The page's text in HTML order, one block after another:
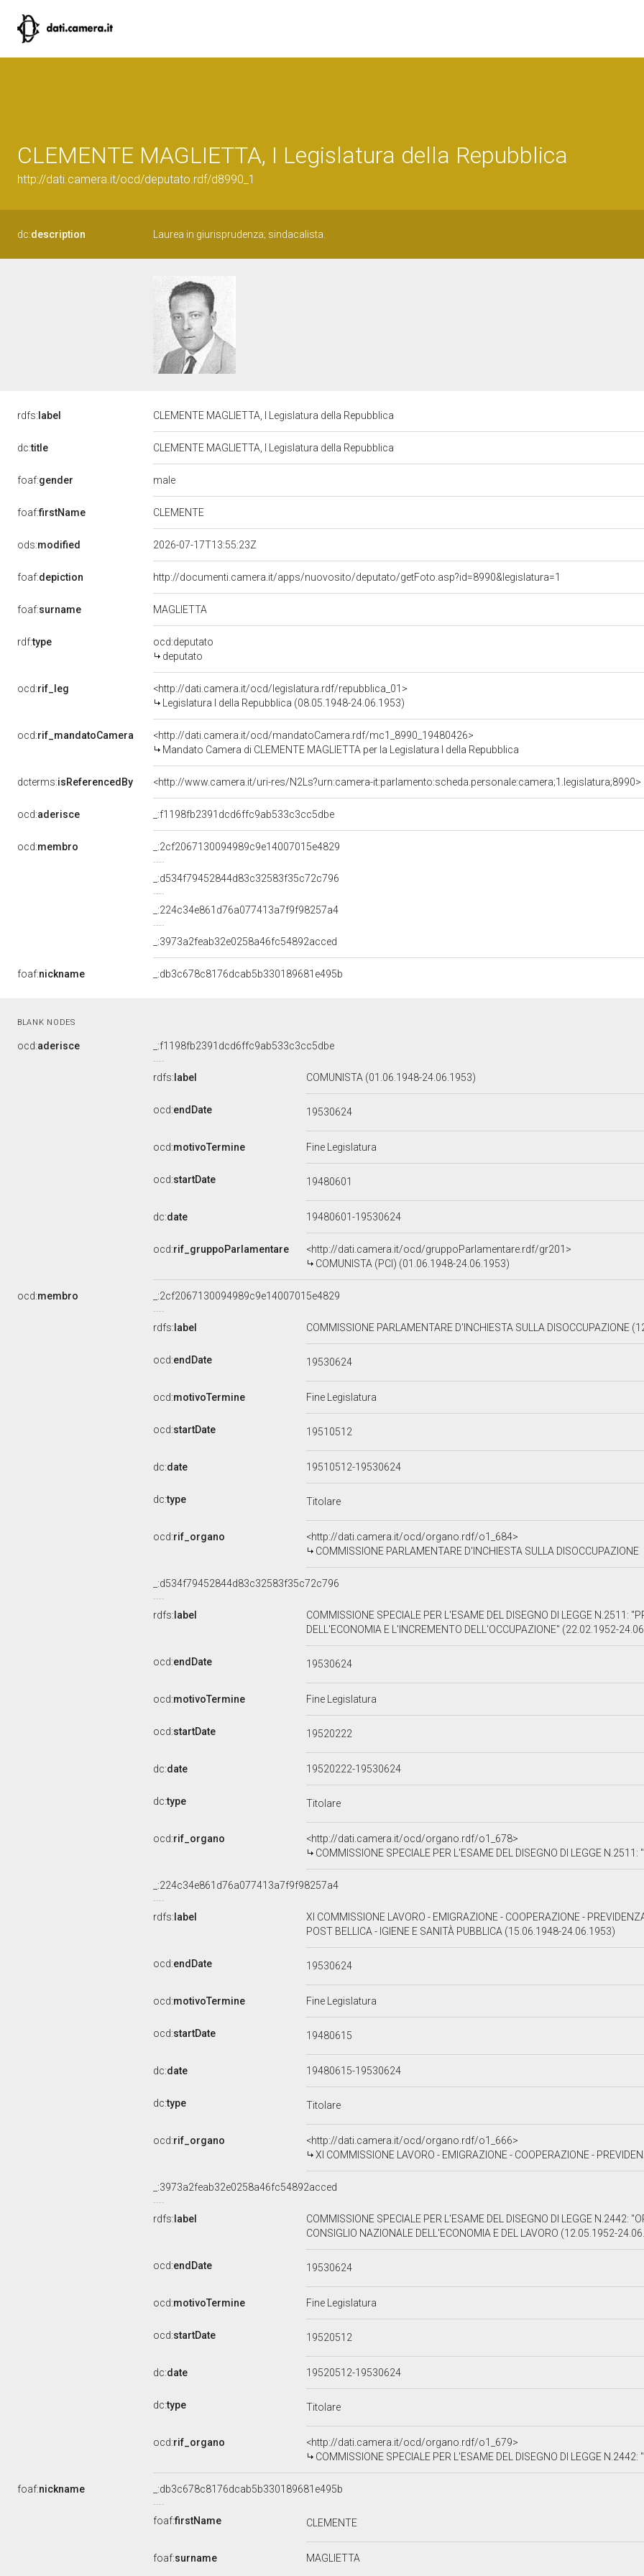
CLEMENTE MAGLIETTA, I Legislatura della Repubblica
http://dati.camera.it/ocd/deputato.rdf/d8990_1
dc:description Laurea in giurisprudenza; sindacalista.
rdfs: label CLEMENTE MAGLIETTA, I Legislatura della Repubblica
dc:title CLEMENTE MAGLIETTA, I Legislatura della Repubblica
foaf:gender male
foaf:firstName CLEMENTE
ods:modified 2026-07-17T13:55:23Z
foaf:depiction http://documenti.camera.it/apps/nuovosito/deputato/getFoto.asp?id=8990&legislatura=1
foaf:surname MAGLIETTA
rdf:type
ocd:deputato
deputato
ocd:rif_leg
<http://dati.camera.it/ocd/legislatura.rdf/repubblica_01>
Legislatura I della Repubblica (08.05.1948-24.06.1953)
ocd:rif_mandatoCamera
<http://dati.camera.it/ocd/mandatoCamera.rdf/mc1_8990_19480426>
Mandato Camera di CLEMENTE MAGLIETTA per la Legislatura I della Repubblica
dcterms:isReferencedBy <http://www.camera.it/uri-res/N2Ls?urn:camera-it:parlamento:scheda.personale:camera;1.legislatura;8990>
ocd:aderisce _:f1198fb2391dcd6ffc9ab533c3cc5dbe
ocd:membro _:2cf2067130094989c9e14007015e4829
_:d534f79452844d83c32583f35c72c796
_:224c34e861d76a077413a7f9f98257a4
_:3973a2feab32e0258a46fc54892acced
foaf:nickname _:db3c678c8176dcab5b330189681e495b
BLANK NODES
ocd:aderisce _:f1198fb2391dcd6ffc9ab533c3cc5dbe
rdfs: label COMUNISTA (01.06.1948-24.06.1953)
ocd:endDate 19530624
ocd:motivoTermine Fine Legislatura
ocd:startDate 19480601
dc:date 19480601-19530624
ocd:rif_gruppoParlamentare
<http://dati.camera.it/ocd/gruppoParlamentare.rdf/gr201>
COMUNISTA (PCI) (01.06.1948-24.06.1953)
ocd:membro _:2cf2067130094989c9e14007015e4829
rdfs: label COMMISSIONE PARLAMENTARE D'INCHIESTA SULLA DISOCCUPAZIONE
ocd:endDate 19530624
ocd:motivoTermine Fine Legislatura
ocd:startDate 19510512
dc:date 19510512-19530624
dc:type Titolare
ocd:rif_organo
<http://dati.camera.it/ocd/organo.rdf/o1_684>
COMMISSIONE PARLAMENTARE D'INCHIESTA SULLA DISOCCUPAZIONE
_:d534f79452844d83c32583f35c72c796
rdfs: label
COMMISSIONE SPECIALE PER L'ESAME DEL DISEGNO DI LEGGE N.2511:
DELL'ECONOMIA E L'INCREMENTO DELL'OCCUPAZIONE" (22.02.1952-
ocd:endDate 19530624
ocd:motivoTermine Fine Legislatura
ocd:startDate 19520222
dc:date 19520222-19530624
dc:type Titolare
ocd:rif_organo
<http://dati.camera.it/ocd/organo.rdf/o1_678>
COMMISSIONE SPECIALE PER L'ESAME DEL DISEGNO DI LEGGE N.2511: "PROVVEDIMENTI
_:224c34e861d76a077413a7f9f98257a4
rdfs: label
XI COMMISSIONE LAVORO - EMIGRAZIONE - COOPERAZIONE -
POST BELLICA - IGIENE E SANITÀ PUBBLICA (15.06.1948-24.06.1953)
ocd:endDate 19530624
ocd:motivoTermine Fine Legislatura
ocd:startDate 19480615
dc:date 19480615-19530624
dc:type Titolare
ocd:rif_organo
<http://dati.camera.it/ocd/organo.rdf/o1_666>
XI COMMISSIONE LAVORO - EMIGRAZIONE - COOPERAZIONE - PREVIDENZA E
_:3973a2feab32e0258a46fc54892acced
rdfs: label
COMMISSIONE SPECIALE PER L'ESAME DEL DISEGNO DI LEGGE N.2442:
CONSIGLIO NAZIONALE DELL'ECONOMIA E DEL LAVORO (12.05.1952-
ocd:endDate 19530624
ocd:motivoTermine Fine Legislatura
ocd:startDate 19520512
dc:date 19520512-19530624
dc:type Titolare
ocd:rif_organo
<http://dati.camera.it/ocd/organo.rdf/o1_679>
COMMISSIONE SPECIALE PER L'ESAME DEL DISEGNO DI LEGGE N.2442: "ORDINAMENTO E
foaf:nickname _:db3c678c8176dcab5b330189681e495b
foaf:firstName CLEMENTE
foaf:surname MAGLIETTA